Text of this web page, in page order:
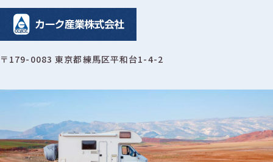
〒179-0083 東京都練馬区平和台1-4-2